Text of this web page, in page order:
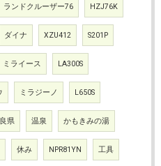
ランドクルーザー76 HZJ76K
ダイナ XZU412 S201P
ミライース LA300S
ミラジーノ L650S
県 温泉 かもきみの湯
休み NPR81YN 工具